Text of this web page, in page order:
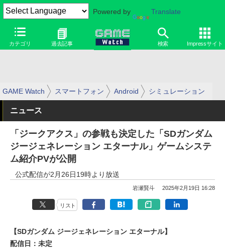
Powered by Translate
カテゴリ 過去記事 検索 Impressサイト
GAME Watch スマートフォン Android シミュレーション
ニュース
「ジークアクス」の参戦も決定した「SDガンダム
ジージェネレーション エターナル」ゲームシステ
ム紹介PVが公開
公式配信が2月26日19時より放送
岩瀬賢斗 2025年2月19日 16:28
リスト
【SDガンダム ジージェネレーション エターナル】
配信日：未定